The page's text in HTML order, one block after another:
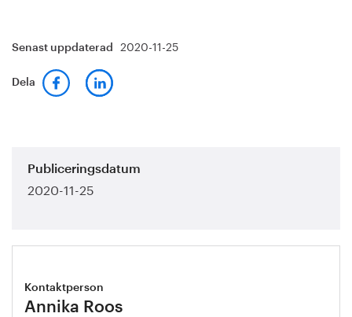
Senast uppdaterad 2020-11-25
Dela
Publiceringsdatum
2020-11-25
Kontaktperson
Annika Roos